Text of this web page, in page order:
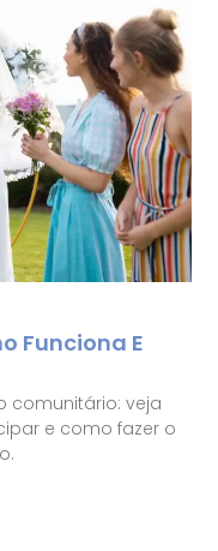
Funciona E
comunitário: veja
e como fazer o